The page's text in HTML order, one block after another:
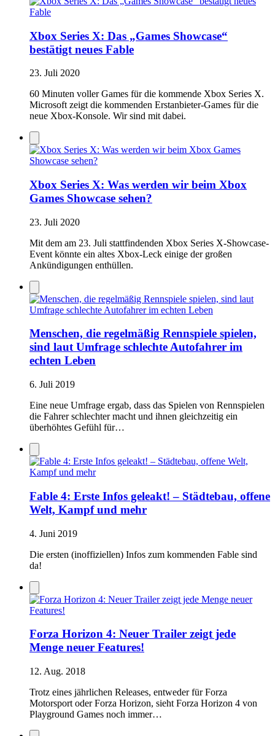
Xbox Series X: Das „Games Showcase“
bestätigt neues Fable
23. Juli 2020
60 Minuten voller Games für die kommende Xbox Series X.
Microsoft zeigt die kommenden Erstanbieter-Games für die
neue Xbox-Konsole. Wir sind mit dabei.
Xbox Series X: Was werden wir beim Xbox
Games Showcase sehen?
23. Juli 2020
Mit dem am 23. Juli stattfindenden Xbox Series X-Showcase-
Event könnte ein altes Xbox-Leck einige der großen
Ankündigungen enthüllen.
Menschen, die regelmäßig Rennspiele spielen,
sind laut Umfrage schlechte Autofahrer im
echten Leben
6. Juli 2019
Eine neue Umfrage ergab, dass das Spielen von Rennspielen
die Fahrer schlechter macht und ihnen gleichzeitig ein
überhöhtes Gefühl für…
Fable 4: Erste Infos geleakt! – Städtebau, offene
Welt, Kampf und mehr
4. Juni 2019
Die ersten (inoffiziellen) Infos zum kommenden Fable sind
da!
Forza Horizon 4: Neuer Trailer zeigt jede
Menge neuer Features!
12. Aug. 2018
Trotz eines jährlichen Releases, entweder für Forza
Motorsport oder Forza Horizon, sieht Forza Horizon 4 von
Playground Games noch immer…